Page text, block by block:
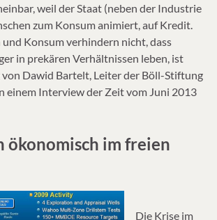
weil der Staat (neben der Industrie
zum Konsum animiert, auf Kredit.
Konsum verhindern nicht, dass
in prekären Verhältnissen leben, ist
Dawid Bartelt, Leiter der Böll-Stiftung
einem Interview der Zeit vom Juni 2013
ökonomisch im freien
Die Krise im